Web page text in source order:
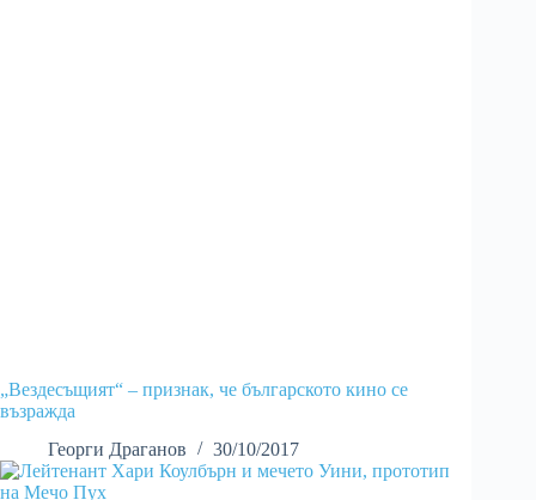
„Вездесъщият“ – признак, че българското кино се
възражда
Георги Драганов
30/10/2017